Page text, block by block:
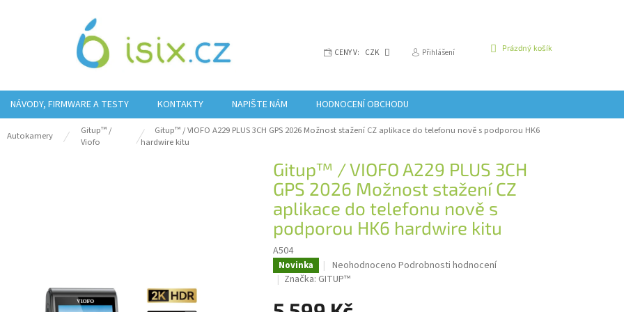
CENY V: CZK Přihlášení
NÁKUPNÍ
Prázdný košík
NÁVODY, FIRMWARE A TESTY KONTAKTY NAPIŠTE NÁM HODNOCENÍ OBCHODU
Autokamery
Gitup™ /
Viofo
Gitup™ / VIOFO A229 PLUS 3CH GPS 2026 Možnost stažení CZ aplikace do telefonu nově s podporou HK6
hardwire kitu
Gitup™ / VIOFO A229 PLUS 3CH
GPS 2026 Možnost stažení CZ
aplikace do telefonu nově s
podporou HK6 hardwire kitu
A504
Novinka
Průměrné
hodnocení
je
Neohodnoceno Podrobnosti hodnocení
Značka: GITUP™